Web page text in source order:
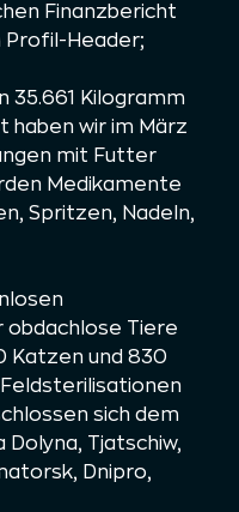
Finanzbericht
Profil-Header;
35.661 Kilogramm
haben wir im März
mit Futter
Medikamente
Spritzen, Nadeln,
Tiere
Katzen und 830
Feldsterilisationen
sich dem
Dolyna, Tjatschiw,
Dnipro,